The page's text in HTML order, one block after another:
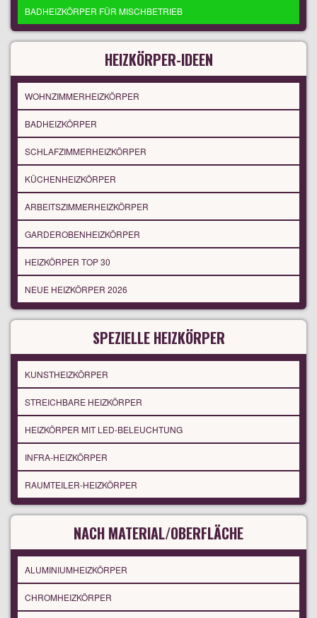
BADHEIZKÖRPER FÜR MISCHBETRIEB
HEIZKÖRPER-IDEEN
WOHNZIMMERHEIZKÖRPER
BADHEIZKÖRPER
SCHLAFZIMMERHEIZKÖRPER
KÜCHENHEIZKÖRPER
ARBEITSZIMMERHEIZKÖRPER
GARDEROBENHEIZKÖRPER
HEIZKÖRPER TOP 30
NEUE HEIZKÖRPER 2026
SPEZIELLE HEIZKÖRPER
KUNSTHEIZKÖRPER
STREICHBARE HEIZKÖRPER
HEIZKÖRPER MIT LED-BELEUCHTUNG
INFRA-HEIZKÖRPER
RAUMTEILER-HEIZKÖRPER
NACH MATERIAL/OBERFLÄCHE
ALUMINIUMHEIZKÖRPER
CHROMHEIZKÖRPER